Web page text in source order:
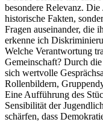
besondere Relevanz.
historische Fakten,
Fragen auseinander, die
erkenne ich
Welche Verantwortung
Gemeinschaft? Durch
sich wertvolle
Rollenbildern,
Eine Aufführung des
Sensibilität der
schärfen, dass